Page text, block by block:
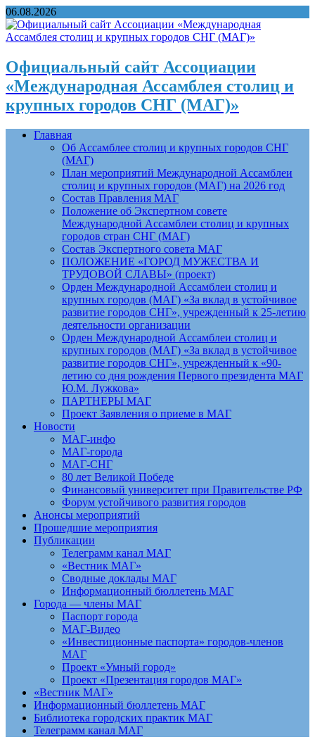
06.08.2026
Официальный сайт Ассоциации
«Международная Ассамблея столиц и
крупных городов СНГ (МАГ)»
Главная
Об Ассамблее столиц и крупных городов СНГ
(МАГ)
План мероприятий Международной Ассамблеи
столиц и крупных городов (МАГ) на 2026 год
Состав Правления МАГ
Положение об Экспертном совете
Международной Ассамблеи столиц и крупных
городов стран СНГ (МАГ)
Состав Экспертного совета МАГ
ПОЛОЖЕНИЕ «ГОРОД МУЖЕСТВА И
ТРУДОВОЙ СЛАВЫ» (проект)
Орден Международной Ассамблеи столиц и
крупных городов (МАГ) «За вклад в устойчивое
развитие городов СНГ», учрежденный к 25-летию
деятельности организации
Орден Международной Ассамблеи столиц и
крупных городов (МАГ) «За вклад в устойчивое
развитие городов СНГ», учрежденный к «90-
летию со дня рождения Первого президента МАГ
Ю.М. Лужкова»
ПАРТНЕРЫ МАГ
Проект Заявления о приеме в МАГ
Новости
МАГ-инфо
МАГ-города
МАГ-СНГ
80 лет Великой Победе
Финансовый университет при Правительстве РФ
Форум устойчивого развития городов
Анонсы мероприятий
Прошедшие мероприятия
Публикации
Телеграмм канал МАГ
«Вестник МАГ»
Сводные доклады МАГ
Информационный бюллетень МАГ
Города — члены МАГ
Паспорт города
МАГ-Видео
«Инвестиционные паспорта» городов-членов
МАГ
Проект «Умный город»
Проект «Презентация городов МАГ»
«Вестник МАГ»
Информационный бюллетень МАГ
Библиотека городских практик МАГ
Телеграмм канал МАГ